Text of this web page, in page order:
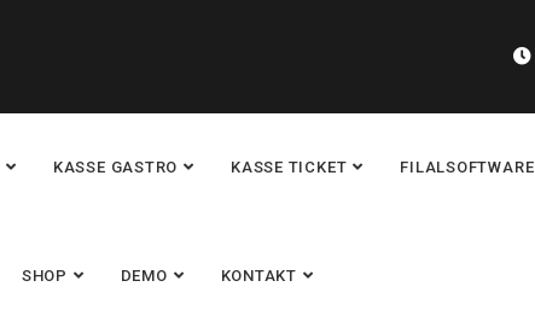
KASSE GASTRO KASSE TICKET FILALSOFTWARE
SHOP DEMO KONTAKT